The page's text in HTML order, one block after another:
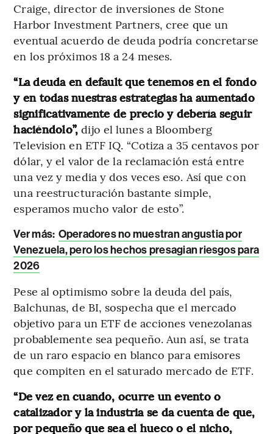
Craige, director de inversiones de Stone
Harbor Investment Partners, cree que un
eventual acuerdo de deuda podría concretarse
en los próximos 18 a 24 meses.
“La deuda en default que tenemos en el fondo
y en todas nuestras estrategias ha aumentado
significativamente de precio y debería seguir
haciéndolo”, dijo el lunes a Bloomberg
Television en ETF IQ. “Cotiza a 35 centavos por
dólar, y el valor de la reclamación está entre
una vez y media y dos veces eso. Así que con
una reestructuración bastante simple,
esperamos mucho valor de esto”.
Ver más: Operadores no muestran angustia por
Venezuela, pero los hechos presagian riesgos para
2026
Pese al optimismo sobre la deuda del país,
Balchunas, de BI, sospecha que el mercado
objetivo para un ETF de acciones venezolanas
probablemente sea pequeño. Aun así, se trata
de un raro espacio en blanco para emisores
que compiten en el saturado mercado de ETF.
“De vez en cuando, ocurre un evento o
catalizador y la industria se da cuenta de que,
por pequeño que sea el hueco o el nicho,